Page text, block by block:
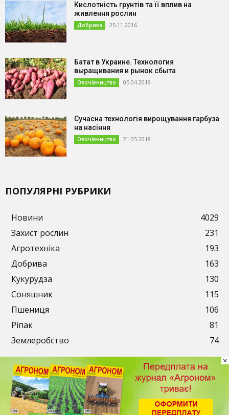
Кислотність грунтів та її вплив на
живлення рослин
Добрива 25.11.2016
Батат в Украине. Технология
выращивания и рынок сбыта
Овочівництво 05.04.2019
Сучасна технологія вирощування гарбуза
на насіння
Овочівництво 21.05.2018
ПОПУЛЯРНІ РУБРИКИ
Новини
4029
Захист рослин
231
Агротехніка
193
Добрива
163
Кукурудза
130
Соняшник
115
Пшениця
106
Ріпак
81
Землеробство
74
© 2003-2026. ТОВ «АгроМедіа». Всі права захищені
Публікації Рекламодавцям Контакти
×